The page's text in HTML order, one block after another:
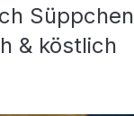
Süppchen
& köstlich